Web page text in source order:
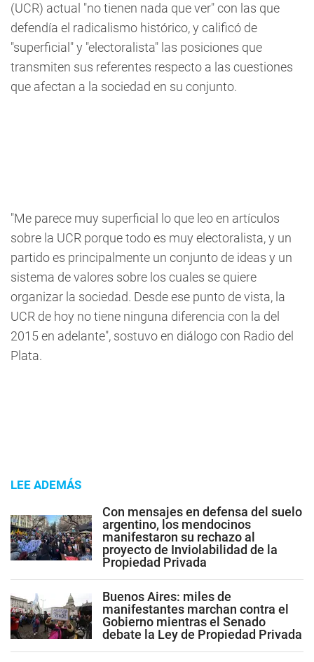
(UCR) actual "no tienen nada que ver" con las que
defendía el radicalismo histórico, y calificó de
"superficial" y "electoralista" las posiciones que
transmiten sus referentes respecto a las cuestiones
que afectan a la sociedad en su conjunto.
"Me parece muy superficial lo que leo en artículos
sobre la UCR porque todo es muy electoralista, y un
partido es principalmente un conjunto de ideas y un
sistema de valores sobre los cuales se quiere
organizar la sociedad. Desde ese punto de vista, la
UCR de hoy no tiene ninguna diferencia con la del
2015 en adelante", sostuvo en diálogo con Radio del
Plata.
LEE ADEMÁS
Con mensajes en defensa del suelo
argentino, los mendocinos
manifestaron su rechazo al
proyecto de Inviolabilidad de la
Propiedad Privada
Buenos Aires: miles de
manifestantes marchan contra el
Gobierno mientras el Senado
debate la Ley de Propiedad Privada